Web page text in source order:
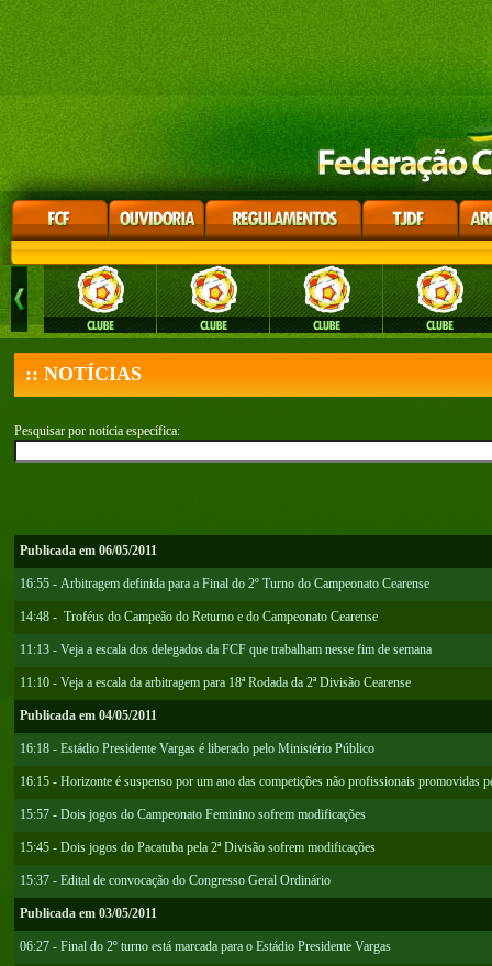
:: NOTÍCIAS
Pesquisar por notícia específica:
Publicada em 06/05/2011
16:55 - Arbitragem definida para a Final do 2º Turno do Campeonato Cearense
14:48 - Troféus do Campeão do Returno e do Campeonato Cearense
11:13 - Veja a escala dos delegados da FCF que trabalham nesse fim de semana
11:10 - Veja a escala da arbitragem para 18ª Rodada da 2ª Divisão Cearense
Publicada em 04/05/2011
16:18 - Estádio Presidente Vargas é liberado pelo Ministério Público
16:15 - Horizonte é suspenso por um ano das competições não profissionais promovidas
15:57 - Dois jogos do Campeonato Feminino sofrem modificações
15:45 - Dois jogos do Pacatuba pela 2ª Divisão sofrem modificações
15:37 - Edital de convocação do Congresso Geral Ordinário
Publicada em 03/05/2011
06:27 - Final do 2º turno está marcada para o Estádio Presidente Vargas